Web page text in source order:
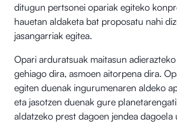
ditugun pertsonei opariak egiteko
hauetan aldaketa bat proposatu nahi
jasangarriak egitea.
Opari arduratsuak maitasun
gehiago dira, asmoen aitorpena dira.
egiten duenak ingurumenaren aldeko
eta jasotzen duenak gure
aldatzeko prest dagoen jendea dagoela